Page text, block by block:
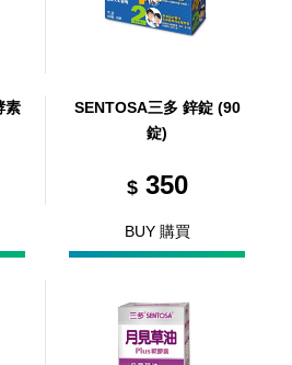
SENTOSA三多 鋅錠 (90
錠)
$350
BUY 購買